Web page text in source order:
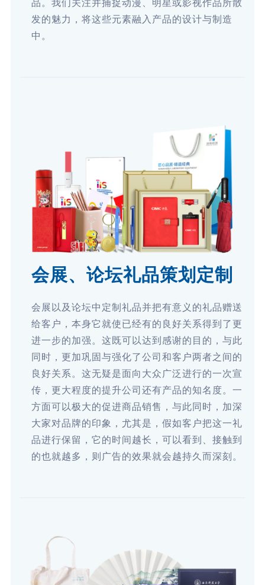
品。我们关注并捕捉动漫、明星或影视作品所散
发的魅力，将这些元素融入产品的设计与制造
中。
会展、论坛礼品策划定制
会展以及论坛中定制礼品并把有意义的礼品赠送
给客户，本身它就使已经有的良好关系得到了更
进一步的加强。这既可以达到感谢的目的，与此
同时，更加巩固与强化了公司和客户两者之间的
良好关系。这无疑是面向大众广泛进行的一次宣
传，更大程度的提升公司还有产品的知名度。一
方面可以极大的促进商品销售，与此同时，加深
大家对品牌的印象，尤其是，假如客户把这一礼
品进行保留，它的时间越长，可以看到、接触到
的也就越多，则广告的效果就会越持久而深刻。